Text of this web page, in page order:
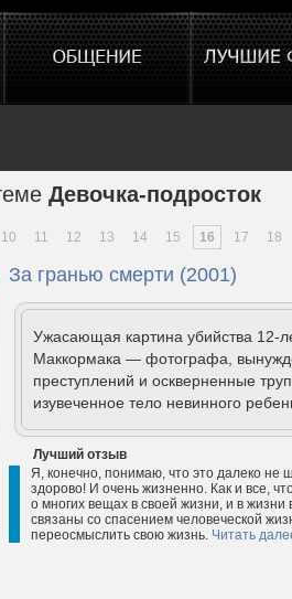
Девочка-подросток
10 11 12 13 14 15 16 17 18
За гранью смерти (2001)
Ужасающая картина убийства 12-
Маккормака — фотографа,
преступлений и оскверненные
изувеченное тело невинного
Лучший отзыв
Я, конечно, понимаю, что это далеко не
здорово! И очень жизненно. Как и все,
о многих вещах в своей жизни, и в
связаны со спасением человеческой
переосмыслить свою жизнь. Читать